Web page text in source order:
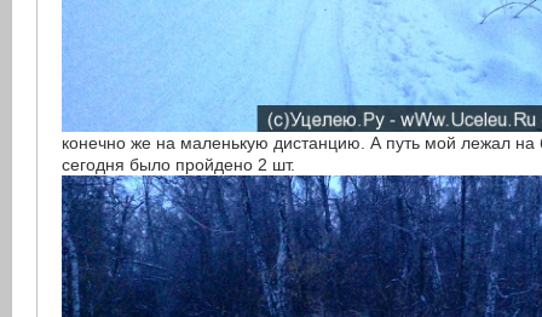
конечно же на маленькую дистанцию. А путь мой лежал на
сегодня было пройдено 2 шт.